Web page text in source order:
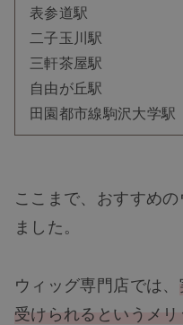
表参道駅
二子玉川駅
三軒茶屋駅
自由が丘駅
田園都市線駒沢大学駅
ここまで、おすすめ
ました。
ウィッグ専門店では、
受けられるというメ